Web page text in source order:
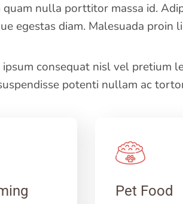
nulla porttitor massa id.
egestas diam. Malesuada proin
consequat nisl vel pretium
potenti nullam ac
Pet Food